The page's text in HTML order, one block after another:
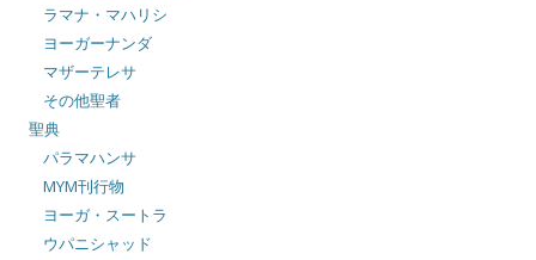
ラマナ・マハリシ
ヨーガーナンダ
マザーテレサ
その他聖者
聖典
パラマハンサ
MYM刊行物
ヨーガ・スートラ
ウパニシャッド